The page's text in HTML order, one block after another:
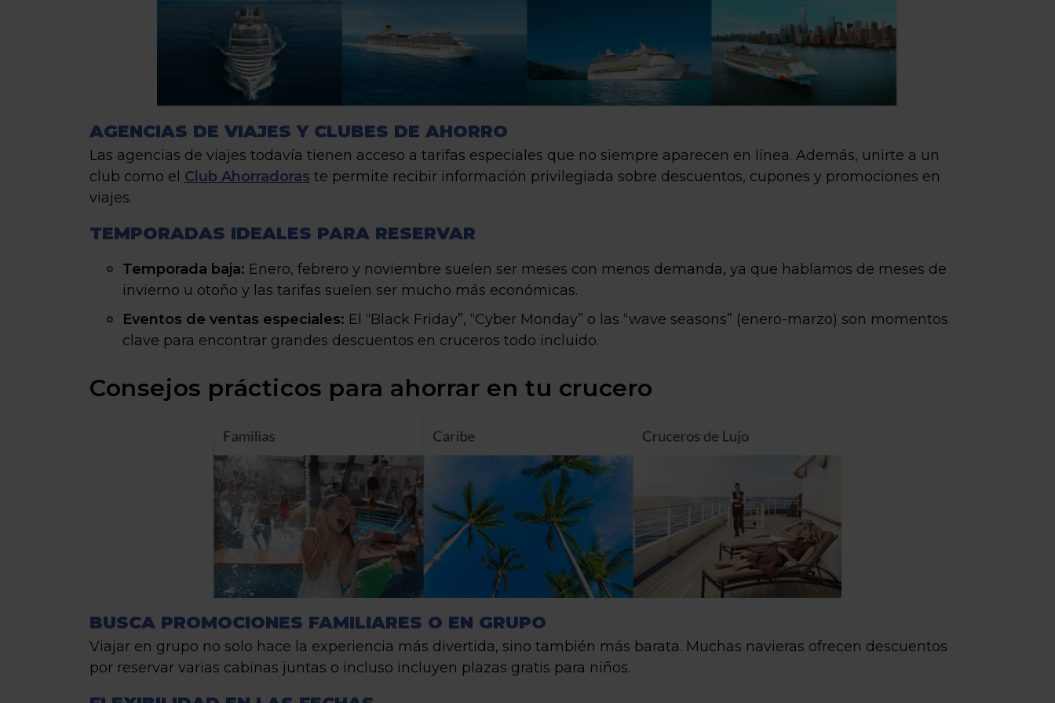
AGENCIAS DE VIAJES Y CLUBES DE AHORRO
Las agencias de viajes todavía tienen acceso a tarifas especiales que no siempre aparecen en línea. Además, unirte a un
club como el Club Ahorradoras te permite recibir información privilegiada sobre descuentos, cupones y promociones en
viajes.
TEMPORADAS IDEALES PARA RESERVAR
Temporada baja: Enero, febrero y noviembre suelen ser meses con menos demanda, ya que hablamos de meses de
invierno u otoño y las tarifas suelen ser mucho más económicas.
Eventos de ventas especiales: El “Black Friday”, “Cyber Monday” o las “wave seasons” (enero-marzo) son momentos
clave para encontrar grandes descuentos en cruceros todo incluido.
Consejos prácticos para ahorrar en tu crucero
BUSCA PROMOCIONES FAMILIARES O EN GRUPO
Viajar en grupo no solo hace la experiencia más divertida, sino también más barata. Muchas navieras ofrecen descuentos
por reservar varias cabinas juntas o incluso incluyen plazas gratis para niños.